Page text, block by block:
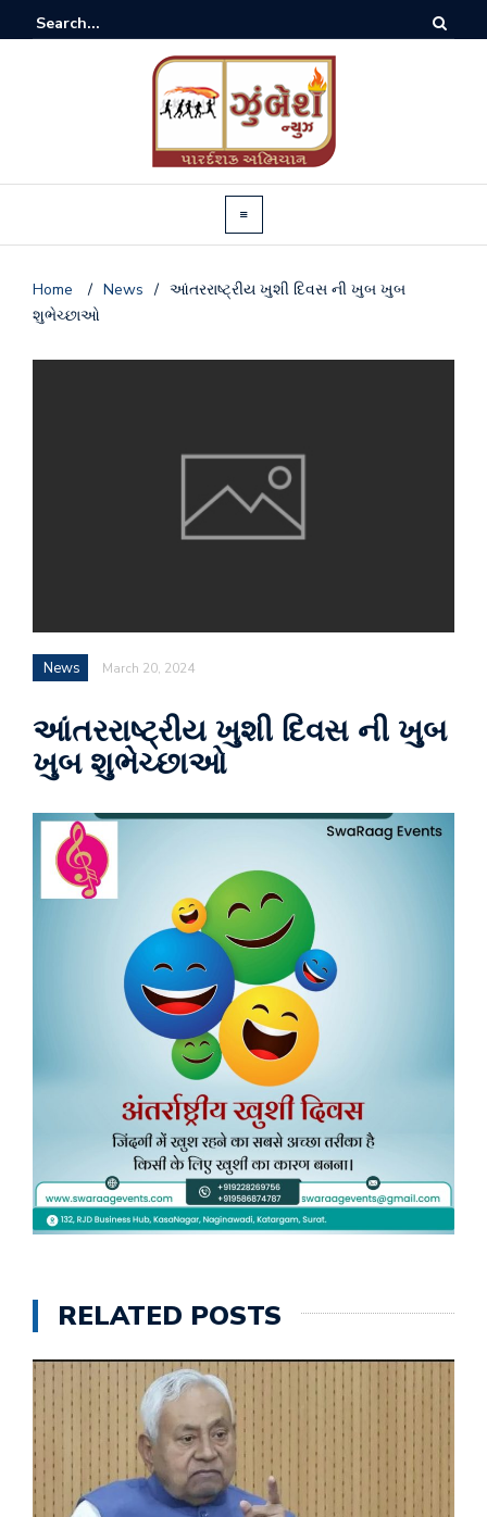
Home / News / આંતરરાષ્ટ્રીય ખુશી દિવસ ની ખુબ ખુબ
શુભેચ્છાઓ
News March 20, 2024
આંતરરાષ્ટ્રીય ખુશી દિવસ ની ખુબ
ખુબ શુભેચ્છાઓ
RELATED POSTS